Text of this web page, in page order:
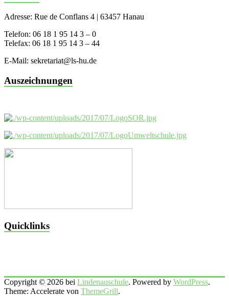
Adresse: Rue de Conflans 4 | 63457 Hanau
Telefon: 06 18 1 95 14 3 – 0
Telefax: 06 18 1 95 14 3 – 44
E-Mail: sekretariat@ls-hu.de
Auszeichnungen
Quicklinks
Copyright © 2026 bei Lindenauschule. Powered by WordPress.
Theme: Accelerate von ThemeGrill.